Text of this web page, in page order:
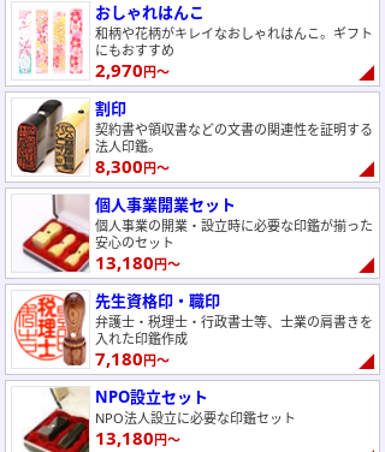
おしゃれはんこ
和柄や花柄がキレイなおしゃれはんこ。ギフト
にもおすすめ
2,970円～
割印
契約書や領収書などの文書の関連性を証明する
法人印鑑。
8,300円～
個人事業開業セット
個人事業の開業・設立時に必要な印鑑が揃った
安心のセット
13,180円～
先生資格印・職印
弁護士・税理士・行政書士等、士業の肩書きを
入れた印鑑作成
7,180円～
NPO設立セット
NPO法人設立に必要な印鑑セット
13,180円～